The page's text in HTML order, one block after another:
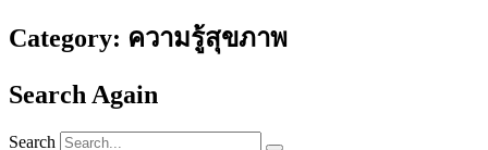
Category: ความรู้สุขภาพ
Search Again
Search